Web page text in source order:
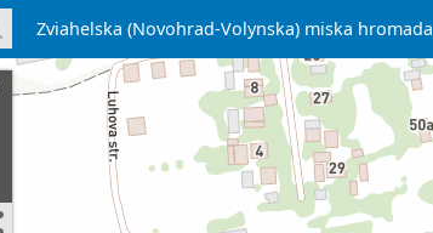
Zviahelska (Novohrad-Volynska) miska hromada